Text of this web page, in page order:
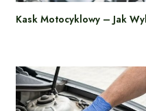
Kask Motocyklowy – Jak